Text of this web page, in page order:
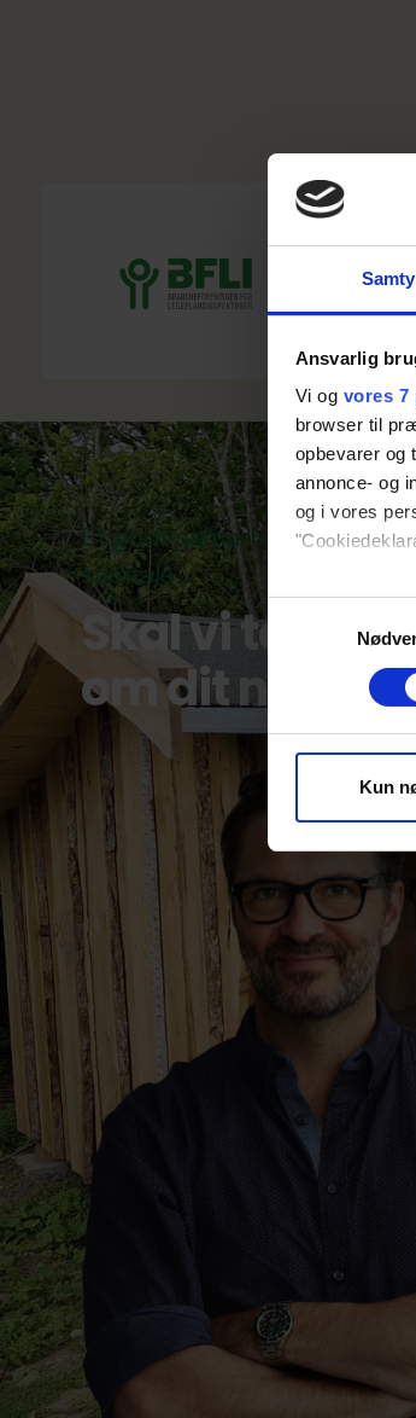
Ansvarlig
Vi og vores 7
browser til
opbevarer og
annonce- og
og i vores
Dine valg
vores trafik.
Kun
Et godt samarbejde starter
samtale…
Skal vi tage en
om dit næste